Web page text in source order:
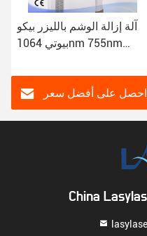
آلة إزالة الوشم بالليزر بيكو
بيوتي 1064nm 755nm
احصل على أفضل سعر
China